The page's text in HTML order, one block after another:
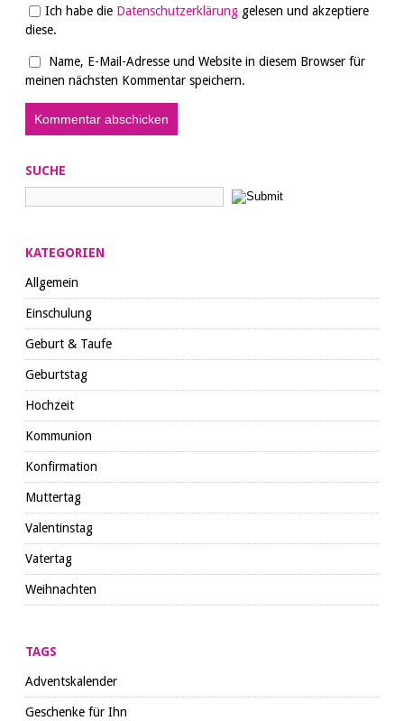
Ich habe die Datenschutzerklärung gelesen und akzeptiere
diese.
Name, E-Mail-Adresse und Website in diesem Browser für
meinen nächsten Kommentar speichern.
SUCHE
KATEGORIEN
Allgemein
Einschulung
Geburt & Taufe
Geburtstag
Hochzeit
Kommunion
Konfirmation
Muttertag
Valentinstag
Vatertag
Weihnachten
TAGS
Adventskalender
Geschenke für Ihn